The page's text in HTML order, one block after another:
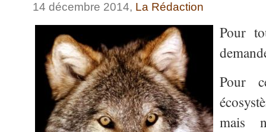
14 décembre 2014, La Rédaction
Pour
Pour
mais